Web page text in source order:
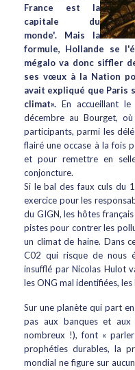
France est la
capitale du
monde'. Mais la
formule, Hollande se
mégalo va donc siffler
ses vœux à la Nation
avait expliqué que Paris
climat». En accueillant
décembre au Bourget,
participants, parmi les
flairé une occase à la fois
et pour remettre en
conjoncture.
Si le bal des faux culs du
exercice pour les
du GIGN, les hôtes
pistes pour contrer les
un climat de haine. Dans
C02 qui risque de nous
insufflé par Nicolas Hulot
les ONG mal identifiées, les
Sur une planète qui part
pas aux banques et
nombreux !), font «
prophéties durables, la
mondial ne figure sur